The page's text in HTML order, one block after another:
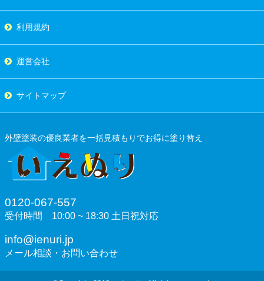
利用規約
運営会社
サイトマップ
外壁塗装の優良業者を一括見積もりでお得に塗り替え
0120-067-557
受付時間 10:00 ~ 18:30 土日祝対応
info@ienuri.jp
メール相談・お問い合わせ